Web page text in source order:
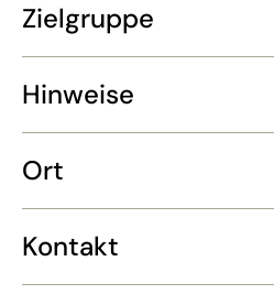
Zielgruppe
Hinweise
Ort
Kontakt